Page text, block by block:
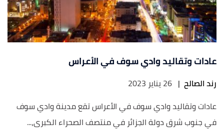
عادات وتقاليد وادي سوف في الأعراس
رند الصالح | 26 يناير 2023
عادات وتقاليد وادي سوف في الأعراس تقع مدينة وادي سوف
في جنوب شرق دولة الجزائر في منتصف الصحراء الكبرى،...